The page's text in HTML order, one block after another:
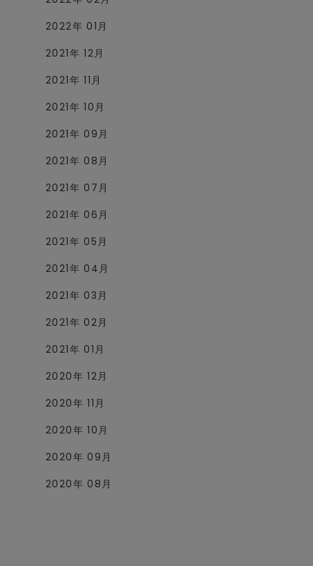
2022年 01月
2021年 12月
2021年 11月
2021年 10月
2021年 09月
2021年 08月
2021年 07月
2021年 06月
2021年 05月
2021年 04月
2021年 03月
2021年 02月
2021年 01月
2020年 12月
2020年 11月
2020年 10月
2020年 09月
2020年 08月